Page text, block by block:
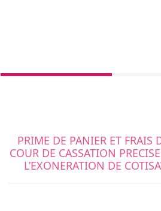
PRIME DE PANIER ET FRAIS
COUR DE CASSATION
L’EXONERATION DE